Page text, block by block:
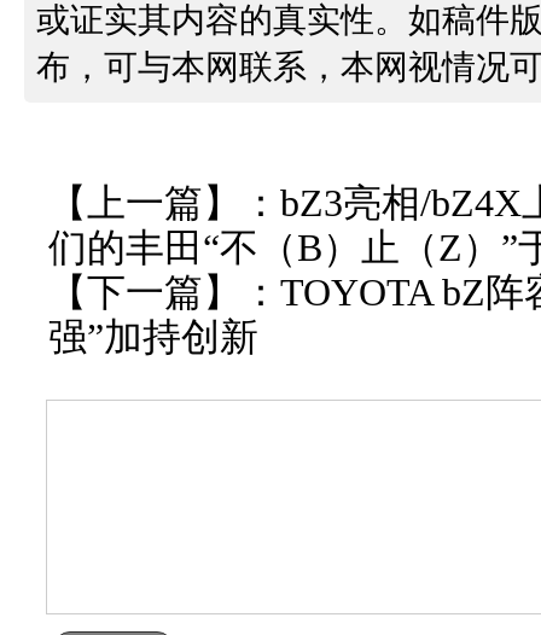
或证实其内容的真实性。如稿件
布，可与本网联系，本网视情况
【上一篇】： bZ3亮相/bZ4X
们的丰田“不（B）止（Z）”
【下一篇】： TOYOTA bZ阵
强”加持创新